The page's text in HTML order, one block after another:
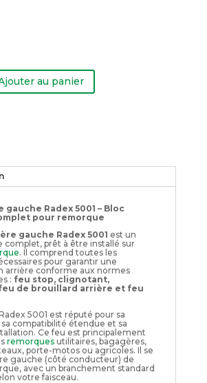
au panier
gauche Radex 5001 – Bloc
pour remorque
gauche Radex 5001 est un
complet, prêt à être installé sur
. Il comprend toutes les
pour garantir une
arrière conforme aux normes
: feu stop, clignotant,
de brouillard arrière et feu
5001 est réputé pour sa
compatibilité étendue et sa
Ce feu est principalement
remorquesutilitaires, bagagères,
porte-motos ou agricoles. Il se
gauche (côté conducteur) de
avec un branchement standard
votre faisceau.